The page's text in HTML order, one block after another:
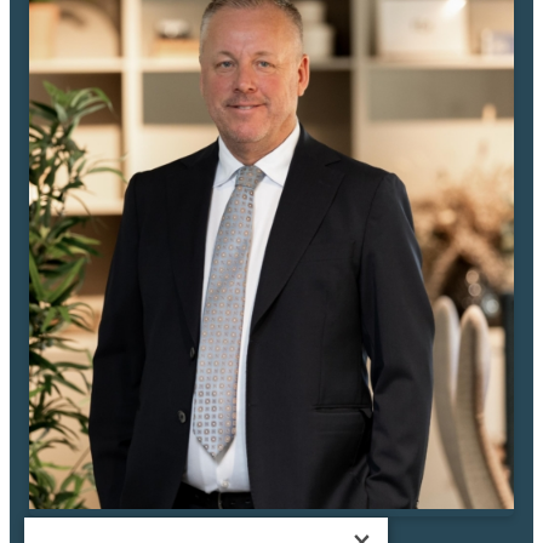
Veidekke 2018 och har ett av Rosendals allra bästa lägen.
Rosendal växer i snabb takt och har under kort tid blivit ett absolut
favoritområde för många Uppsalabor. Förmodligen är det närheten till
stan i kombination med det naturnära läget som gör området så
populärt. Ett område som andas massor av optimism, näringsidkare i
området vittnar om att de sällan eller aldrig stött på så många
positiva och fysiskt aktiva kunder som de nu gör i Rosendal.
Området sticker ut i mängden även vad gäller närheten till service. I
Södra Rosendal finner du ICA, 2 st. olika gym, tennisbanor (inne +
grus), padel såväl inomhus som utomhus, basketplan, bordtennis,
frisbeebana, bank, apotek, dansstudio, cykelverkstad, foodcourt,
salladsbar, frisörsalong, flertalet pizzerior, solarium, medicinsk fotvård,
kiropraktor, skönhetssalong, Blomsterlandet, vårdcentral samt nu
även Systembolaget.
Norra Rosendal erbjuder bl.a. yogastudio, flertalet restauranger och
pizzerior samt stadens kanske främsta sushi. Stor vårdcentral i
Familjeläkarna, Hemköp, anrika bageriet Leijon, delikatessbutik,
vinbar i Kvarteret Rosendal, cykelbutik, frisörsalong, skönhetssalong